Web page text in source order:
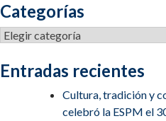
Categorías
Categorías
Entradas recientes
Cultura, tradición y
celebró la ESPM el